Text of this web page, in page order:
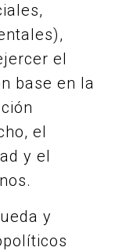
el
base en la
el
y el
y